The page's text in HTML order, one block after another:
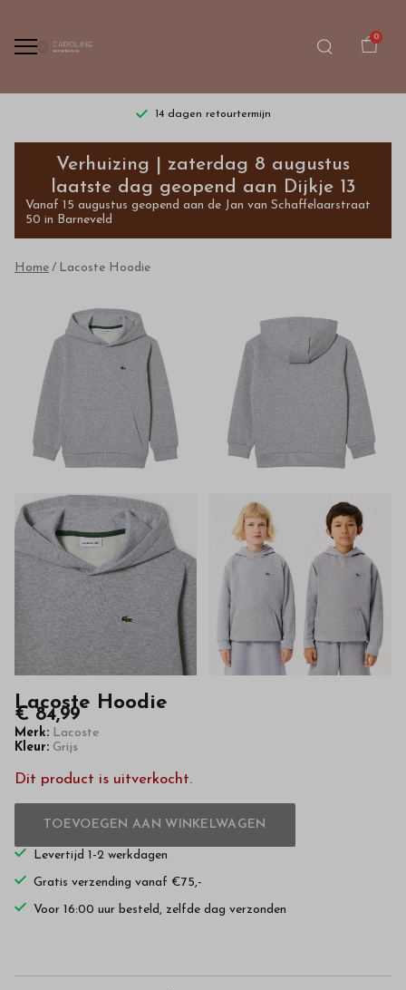
0
14 dagen retourtermijn
Lacoste
Hoodie
Bestel
kinderkleding
van
hoge
kwaliteit
onze
webshop
Verhuizing | zaterdag 8 augustus
laatste dag geopend aan Dijkje 13
Vanaf 15 augustus geopend aan de Jan van Schaffelaarstraat
50 in Barneveld
Home Lacoste Hoodie
Lacoste Hoodie
€ 84,99
Merk: Lacoste
Kleur: Grijs
Dit product is uitverkocht.
TOEVOEGEN AAN WINKELWAGEN
Levertijd 1-2 werkdagen
Gratis verzending vanaf €75,-
Voor 16:00 uur besteld, zelfde dag verzonden